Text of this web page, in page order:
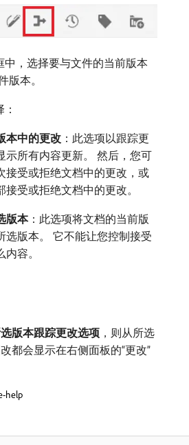
中，选择要与文件的当前版本
版本。
本中的更改 ：此选项以跟踪更
示所有内容更新。 然后，您可
接受或拒绝文档中的更改，或
接受或拒绝文档中的更改。
版本：此选项将文档的当前版
选版本。 它不能让您控制接受
容。
版本跟踪更改选项 ，则从所选
都会显示在右侧面板的“更改”
help